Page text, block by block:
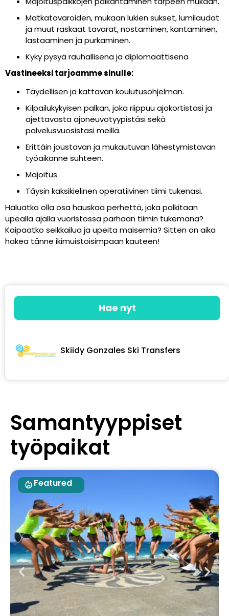
Matkatavaroiden, mukaan lukien sukset, lumilaudat
ja muut raskaat tavarat, nostaminen, kantaminen,
lastaaminen ja purkaminen.
Kyky pysyä rauhallisena ja diplomaattisena
Vastineeksi tarjoamme sinulle:
Täydellisen ja kattavan koulutusohjelman.
Kilpailukykyisen palkan, joka riippuu ajokortistasi ja
ajettavasta ajoneuvotyypistäsi sekä
palvelusvuosistasi meillä.
Erittäin joustavan ja mukautuvan lähestymistavan
työaikanne suhteen.
Majoitus
Täysin kaksikielinen operatiivinen tiimi tukenasi.
Haluatko olla osa hauskaa perhettä, joka palkitaan
upealla ajalla vuoristossa parhaan tiimin tukemana?
Kaipaatko seikkailua ja upeita maisemia? Sitten on aika
hakea tänne ikimuistoisimpaan kauteen!
Hae nyt
Skiidy Gonzales Ski Transfers
Samantyyppiset
työpaikat
Featured